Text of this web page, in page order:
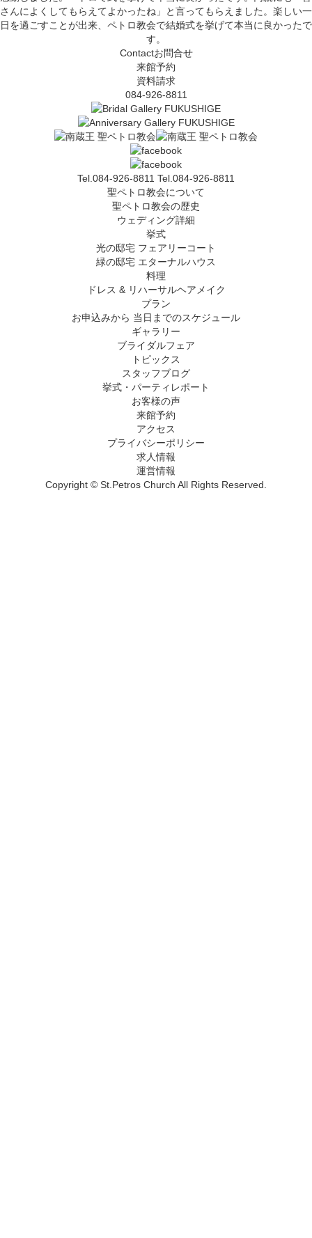
さんによくしてもらえてよかったね」と言ってもらえました。楽しい一
日を過ごすことが出来、ペトロ教会で結婚式を挙げて本当に良かったで
す。
Contactお問合せ
来館予約
資料請求
084-926-8811
Tel.084-926-8811 Tel.084-926-8811
聖ペトロ教会について
聖ペトロ教会の歴史
ウェディング詳細
挙式
光の邸宅 フェアリーコート
緑の邸宅 エターナルハウス
料理
ドレス & リハーサルヘアメイク
プラン
お申込みから 当日までのスケジュール
ギャラリー
ブライダルフェア
トピックス
スタッフブログ
挙式・パーティレポート
お客様の声
来館予約
アクセス
プライバシーポリシー
求人情報
運営情報
Copyright © St.Petros Church All Rights Reserved.